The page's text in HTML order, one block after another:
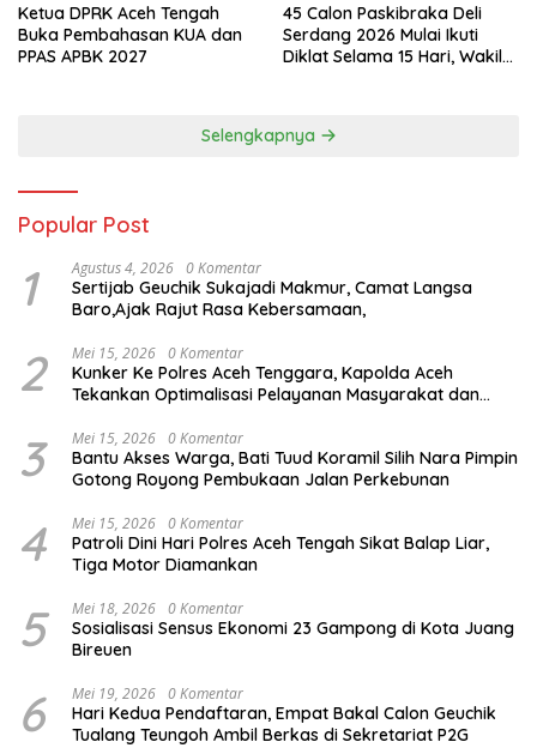
Ketua DPRK Aceh Tengah
Buka Pembahasan KUA dan
PPAS APBK 2027
45 Calon Paskibraka Deli
Serdang 2026 Mulai Ikuti
Diklat Selama 15 Hari, Wakil
Selengkapnya
Popular Post
1 Agustus 4, 2026 0 Komentar
Sertijab Geuchik Sukajadi Makmur, Camat Langsa
Baro,Ajak Rajut Rasa Kebersamaan,
2 Mei 15, 2026 0 Komentar
Kunker Ke Polres Aceh Tenggara, Kapolda Aceh
Tekankan Optimalisasi Pelayanan Masyarakat dan
3 Mei 15, 2026 0 Komentar
Bantu Akses Warga, Bati Tuud Koramil Silih Nara Pimpin
Gotong Royong Pembukaan Jalan Perkebunan
4 Mei 15, 2026 0 Komentar
Patroli Dini Hari Polres Aceh Tengah Sikat Balap Liar,
Tiga Motor Diamankan
5 Mei 18, 2026 0 Komentar
Sosialisasi Sensus Ekonomi 23 Gampong di Kota Juang
Bireuen
6 Mei 19, 2026 0 Komentar
Hari Kedua Pendaftaran, Empat Bakal Calon Geuchik
Tualang Teungoh Ambil Berkas di Sekretariat P2G